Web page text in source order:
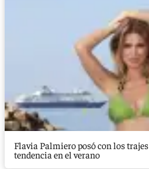
Flavia Palmiero posó con los
tendencia en el verano